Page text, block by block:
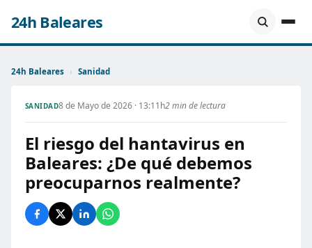
24h Baleares
24h Baleares › Sanidad
SANIDAD8 de Mayo de 2026 · 13:11h2 min de lectura
El riesgo del hantavirus en
Baleares: ¿De qué debemos
preocuparnos realmente?